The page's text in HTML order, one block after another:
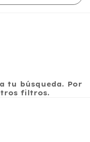
tu búsqueda. Por
filtros.